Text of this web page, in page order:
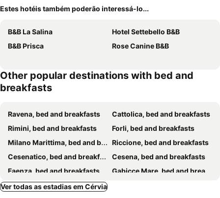
Estes hotéis também poderão interessá-lo...
B&B La Salina
Hotel Settebello B&B
B&B Prisca
Rose Canine B&B
Other popular destinations with bed and
breakfasts
Ravena, bed and breakfasts
Cattolica, bed and breakfasts
Rimini, bed and breakfasts
Forli, bed and breakfasts
Milano Marittima, bed and breakfasts
Riccione, bed and breakfasts
Cesenatico, bed and breakfasts
Cesena, bed and breakfasts
Faenza, bed and breakfasts
Gabicce Mare, bed and breakfasts
Gradara, bed and breakfasts
Ver todas as estadias em Cérvia